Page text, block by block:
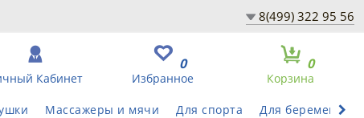
8(499) 322 95 56
Корзина
0
Избранное
0
Кабинет
Массажеры и мячи Для спорта Для беременных